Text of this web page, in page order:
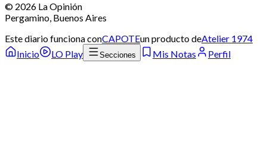
© 2026 La Opinión
Pergamino, Buenos Aires
Este diario funciona conCAPOTEun producto deAtelier 1974
Inicio
LO Play Secciones Mis Notas Perfil